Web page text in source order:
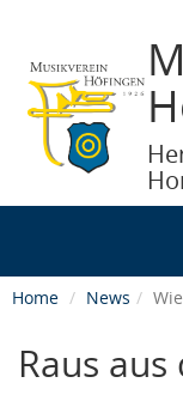
Home News
Raus